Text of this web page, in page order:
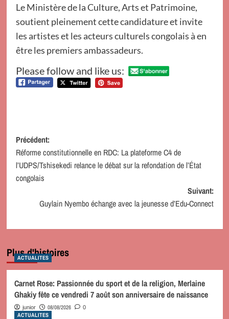
Le Ministère de la Culture, Arts et Patrimoine,
soutient pleinement cette candidature et invite
les artistes et les acteurs culturels congolais à en
être les premiers ambassadeurs.
Please follow and like us:
Navigation
d’article
Précédent:
Réforme constitutionnelle en RDC: La plateforme C4 de
l’UDPS/Tshisekedi relance le débat sur la refondation de l’État
congolais
Suivant:
Guylain Nyembo échange avec la jeunesse d’Edu-Connect
Plus d'histoires
ACTUALITES
Carnet Rose: Passionnée du sport et de la religion, Merlaine
Ghakiy fête ce vendredi 7 août son anniversaire de naissance
junior 08/08/2026 0
ACTUALITES